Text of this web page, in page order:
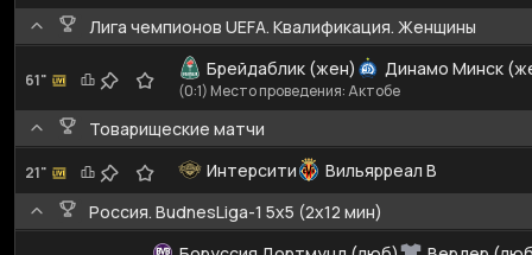
Лига чемпионов UEFA. Квалификация. Женщины
61"
Брейдаблик (жен) Динамо Минск
(0:1) Место проведения: Актобе
Товарищеские матчи
21" Интерсити Вильярреал B
Россия. BudnesLiga-1 5x5 (2x12 мин)